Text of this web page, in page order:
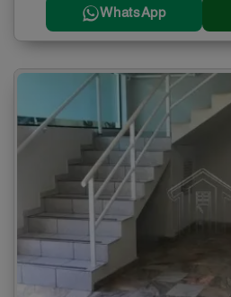
WhatsApp